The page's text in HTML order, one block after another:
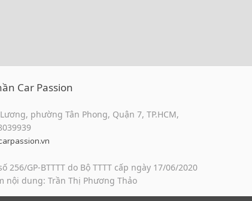
Car Passion
phường Tân Phong, Quận 7, TP.HCM,
256/GP-BTTTT do Bộ TTTT cấp ngày 17/06/2020
nội dung: Trần Thị Phương Thảo